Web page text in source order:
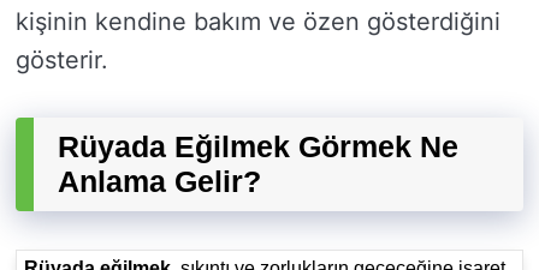
kişinin kendine bakım ve özen gösterdiğini
gösterir.
Rüyada Eğilmek Görmek Ne
Anlama Gelir?